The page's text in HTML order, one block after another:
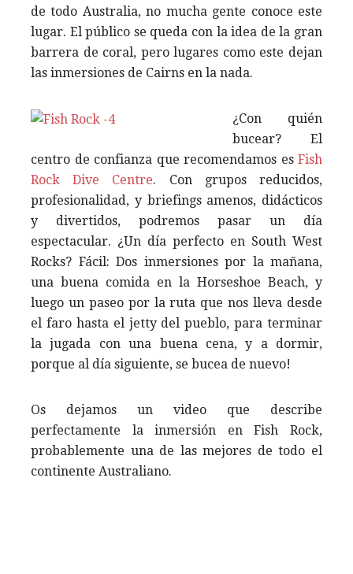
de todo Australia, no mucha gente conoce este
lugar. El público se queda con la idea de la gran
barrera de coral, pero lugares como este dejan
las inmersiones de Cairns en la nada.
¿Con quién
bucear? El
centro de confianza que recomendamos es Fish
Rock Dive Centre. Con grupos reducidos,
profesionalidad, y briefings amenos, didácticos
y divertidos, podremos pasar un día
espectacular. ¿Un día perfecto en South West
Rocks? Fácil: Dos inmersiones por la mañana,
una buena comida en la Horseshoe Beach, y
luego un paseo por la ruta que nos lleva desde
el faro hasta el jetty del pueblo, para terminar
la jugada con una buena cena, y a dormir,
porque al día siguiente, se bucea de nuevo!
Os dejamos un video que describe
perfectamente la inmersión en Fish Rock,
probablemente una de las mejores de todo el
continente Australiano.